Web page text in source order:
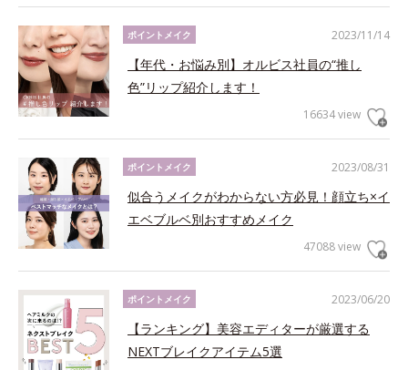
2023/11/14
ポイントメイク
【年代・お悩み別】オルビス社員の“推し
色”リップ紹介します！
16634 view
2023/08/31
ポイントメイク
似合うメイクがわからない方必見！顔立ち×イ
エベブルベ別おすすめメイク
47088 view
2023/06/20
ポイントメイク
【ランキング】美容エディターが厳選する
NEXTブレイクアイテム5選